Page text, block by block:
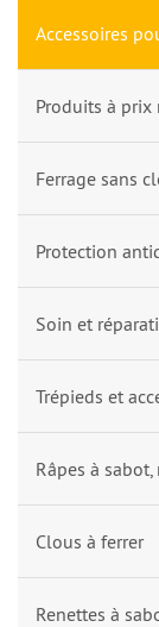
Accessoires
Produits à prix
Ferrage sans
Protection
Soin et
Trépieds et
Râpes à
Clous à ferrer
Renettes à